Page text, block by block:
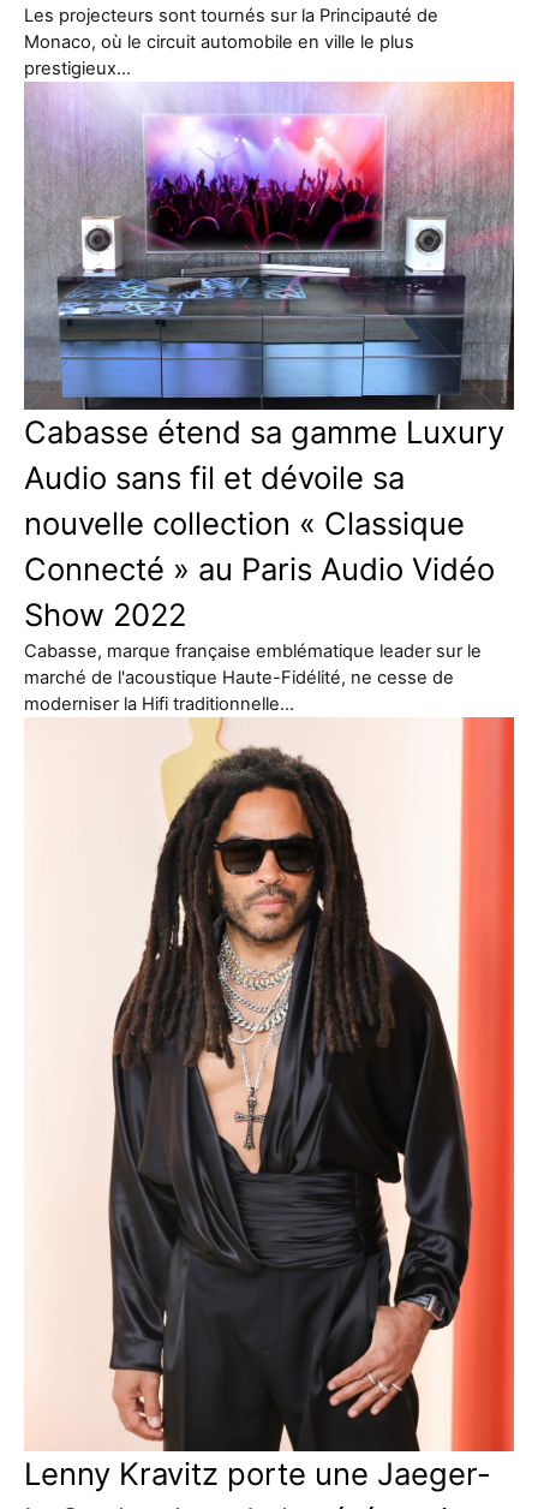
Les projecteurs sont tournés sur la Principauté de
Monaco, où le circuit automobile en ville le plus
prestigieux…
Cabasse étend sa gamme Luxury
Audio sans fil et dévoile sa
nouvelle collection « Classique
Connecté » au Paris Audio Vidéo
Show 2022
Cabasse, marque française emblématique leader sur le
marché de l'acoustique Haute-Fidélité, ne cesse de
moderniser la Hifi traditionnelle…
Lenny Kravitz porte une Jaeger-